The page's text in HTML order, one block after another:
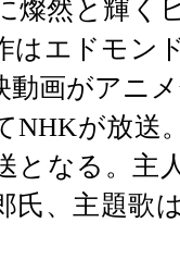
燦然と輝く
はエドモン
画がアニ
NHKが放送
となる。主
氏、主題歌